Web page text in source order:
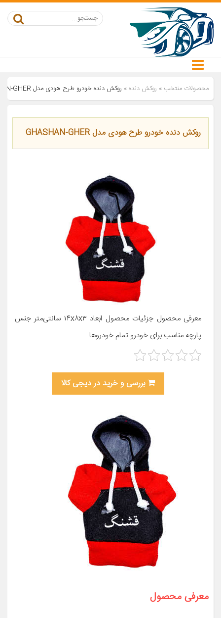
محصولات منتخب » روکش دنده» روکش دنده خودرو طرح هودی مدل GHASHAN-GHER
روکش دنده خودرو طرح هودی مدل GHASHAN-GHER
معرفی محصول جزئیات محصول ابعاد ۱۴x۸x۳ سانتی‌متر جنس
پارچه مناسب برای خودرو تمام خودروها
بررسی و خرید در دیجی کالا
معرفی محصول